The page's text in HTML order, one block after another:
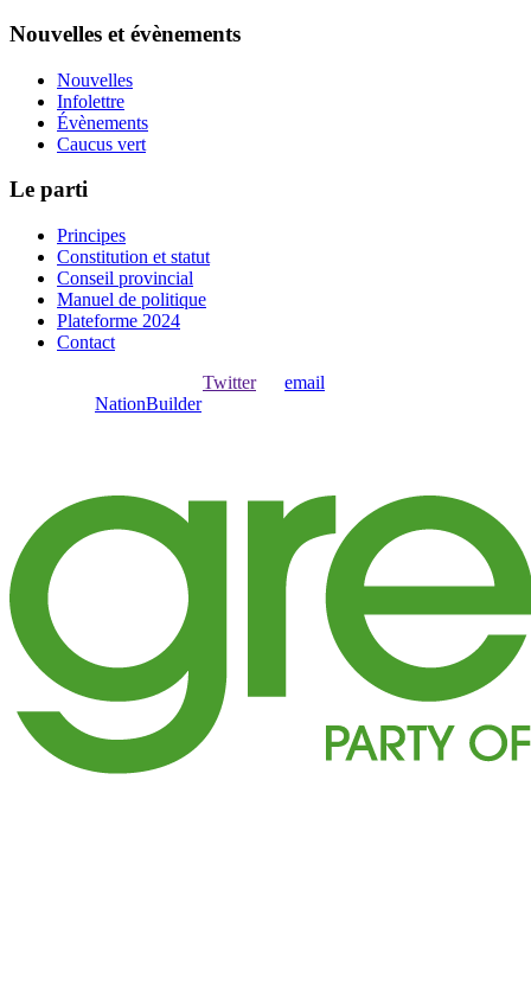
Nouvelles et évènements
Nouvelles
Infolettre
Évènements
Caucus vert
Le parti
Principes
Constitution et statut
Conseil provincial
Manuel de politique
Plateforme 2024
Contact
Twitterou email
NationBuilder